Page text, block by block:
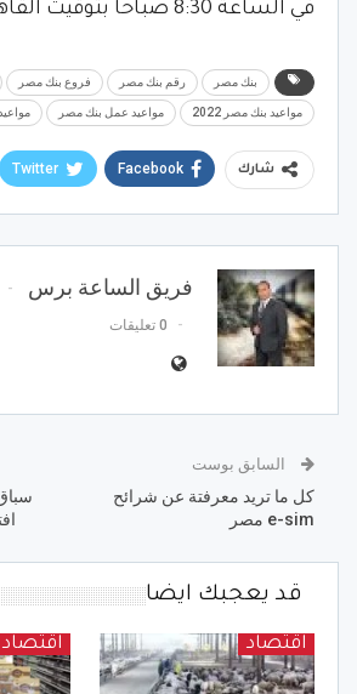
في الساعة 8:30 صباحاً بتوقيت القاهرة.
بنك مصر رقم بنك مصر فروع بنك مصر
مواعيد بنك مصر 2022 مواعيد عمل بنك مصر
شارك Facebook
Twitter
فريق الساعة برس
0 تعليقات
السابق بوست
كل ما تريد معرفتة عن شرائح
e-sim مصر
قد يعجبك ايضا
اقتصاد اقتصاد